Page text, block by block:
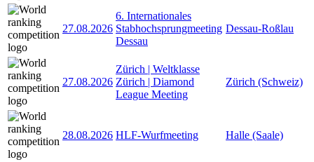
27.08.2026
6. Internationales
Stabhochsprungmeeting
Dessau
Dessau-Roßlau
27.08.2026
Zürich | Weltklasse
Zürich | Diamond
League Meeting
Zürich (Schweiz)
28.08.2026 HLF-Wurfmeeting Halle (Saale)